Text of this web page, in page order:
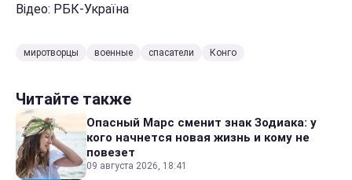
Відео: РБК-Україна
миротворцы военные спасатели Конго
Читайте также
Опасный Марс сменит знак Зодиака: у
кого начнется новая жизнь и кому не
повезет
09 августа 2026, 18:41